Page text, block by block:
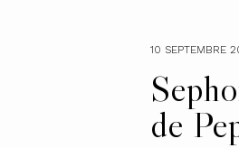
10 SEPTEMBRE
de